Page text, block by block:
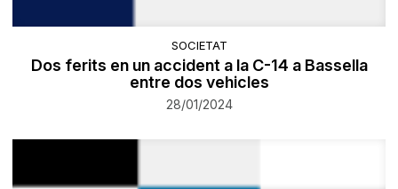
SOCIETAT
Dos ferits en un accident a la C-14 a Bassella
entre dos vehicles
28/01/2024